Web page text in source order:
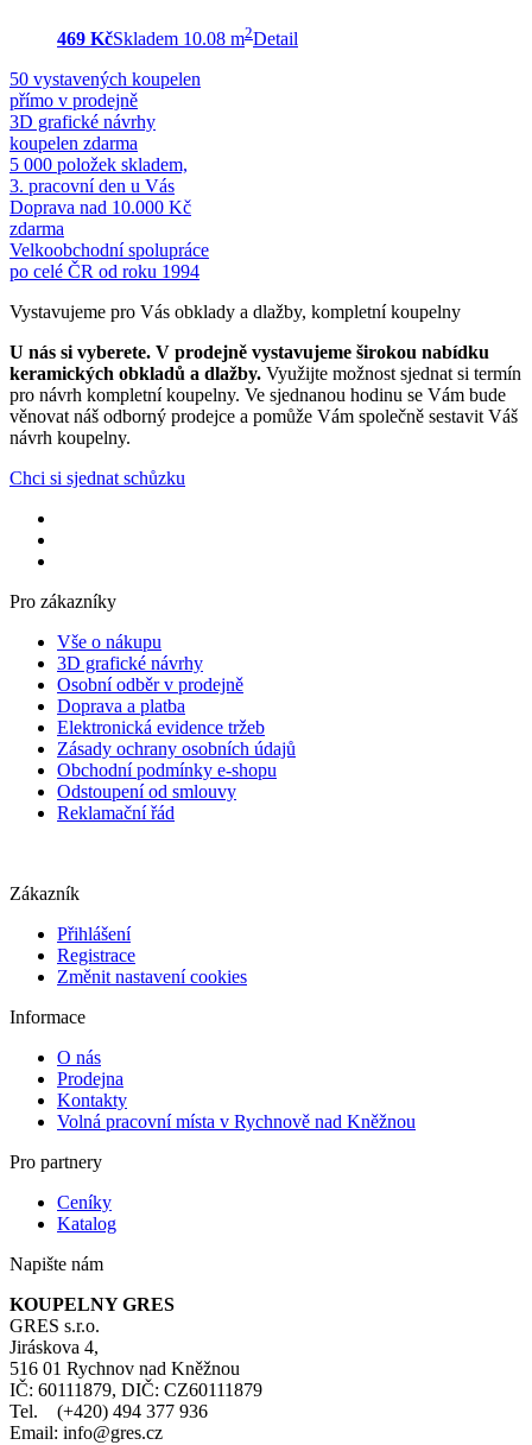
469 KčSkladem 10.08 m2Detail
50 vystavených koupelen
přímo v prodejně
3D grafické návrhy
koupelen zdarma
5 000 položek skladem,
3. pracovní den u Vás
Doprava nad 10.000 Kč
zdarma
Velkoobchodní spolupráce
po celé ČR od roku 1994
Vystavujeme pro Vás obklady a dlažby, kompletní koupelny
U nás si vyberete. V prodejně vystavujeme širokou nabídku
keramických obkladů a dlažby. Využijte možnost sjednat si termín
pro návrh kompletní koupelny. Ve sjednanou hodinu se Vám bude
věnovat náš odborný prodejce a pomůže Vám společně sestavit Váš
návrh koupelny.
Chci si sjednat schůzku
Pro zákazníky
Vše o nákupu
3D grafické návrhy
Osobní odběr v prodejně
Doprava a platba
Elektronická evidence tržeb
Zásady ochrany osobních údajů
Obchodní podmínky e-shopu
Odstoupení od smlouvy
Reklamační řád
Zákazník
Přihlášení
Registrace
Změnit nastavení cookies
Informace
O nás
Prodejna
Kontakty
Volná pracovní místa v Rychnově nad Kněžnou
Pro partnery
Ceníky
Katalog
Napište nám
KOUPELNY GRES
GRES s.r.o.
Jiráskova 4,
516 01 Rychnov nad Kněžnou
IČ: 60111879, DIČ: CZ60111879
Tel. (+420) 494 377 936
Email: info@gres.cz